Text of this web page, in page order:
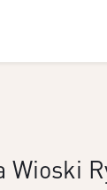
Wioski